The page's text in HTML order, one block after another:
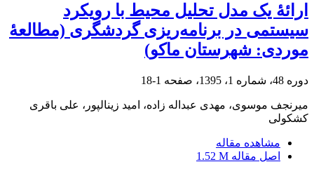
ارائۀ یک مدل تحلیل محیط با رویکرد
سیستمی در برنامه‌ریزی گردشگری (مطالعۀ
موردی: شهرستان ماکو)
دوره 48، شماره 1، 1395، صفحه 1-18
میرنجف موسوی، مهدی عبداله زاده، امید زینالپور، علی باقری
کشکولی
مشاهده مقاله
اصل مقاله 1.52 M